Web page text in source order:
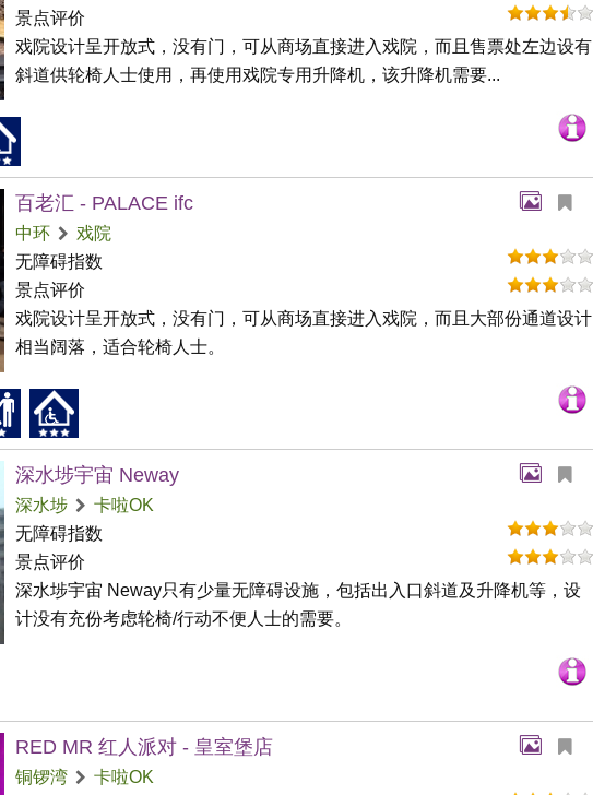
景点评价
戏院设计呈开放式，没有门，可从商场直接进入戏院，而且售票处左边设有
斜道供轮椅人士使用，再使用戏院专用升降机，该升降机需要...
百老汇 - PALACE ifc
中环
戏院
无障碍指数
景点评价
戏院设计呈开放式，没有门，可从商场直接进入戏院，而且大部份通道设计
相当阔落，适合轮椅人士。
深水埗宇宙 Neway
深水埗
卡啦OK
无障碍指数
景点评价
深水埗宇宙 Neway只有少量无障碍设施，包括出入口斜道及升降机等，设
计没有充份考虑轮椅/行动不便人士的需要。
RED MR 红人派对 - 皇室堡店
铜锣湾
卡啦OK